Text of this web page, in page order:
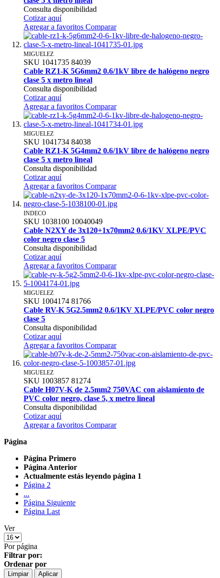
Consulta disponibilidad
Cotizar aquí
Agregar a favoritos Comparar
MIGUELEZ
SKU 1041735 84039
Cable RZ1-K 5G6mm2 0.6/1kV libre de halógeno negro
clase 5 x metro lineal
Consulta disponibilidad
Cotizar aquí
Agregar a favoritos Comparar
MIGUELEZ
SKU 1041734 84038
Cable RZ1-K 5G4mm2 0.6/1kV libre de halógeno negro
clase 5 x metro lineal
Consulta disponibilidad
Cotizar aquí
Agregar a favoritos Comparar
INDECO
SKU 1038100 10040049
Cable N2XY de 3x120+1x70mm2 0.6/1KV XLPE/PVC
color negro clase 5
Consulta disponibilidad
Cotizar aquí
Agregar a favoritos Comparar
MIGUELEZ
SKU 1004174 81766
Cable RV-K 5G2.5mm2 0.6/1KV XLPE/PVC color negro
clase 5
Consulta disponibilidad
Cotizar aquí
Agregar a favoritos Comparar
MIGUELEZ
SKU 1003857 81274
Cable H07V-K de 2.5mm2 750VAC con aislamiento de
PVC color negro, clase 5, x metro lineal
Consulta disponibilidad
Cotizar aquí
Agregar a favoritos Comparar
Página
Página Primero
Página Anterior
Actualmente estás leyendo página 1
Página 2
...
Página Siguiente
Página Last
Ver
Por página
Filtrar por:
Ordenar por
Limpiar Aplicar